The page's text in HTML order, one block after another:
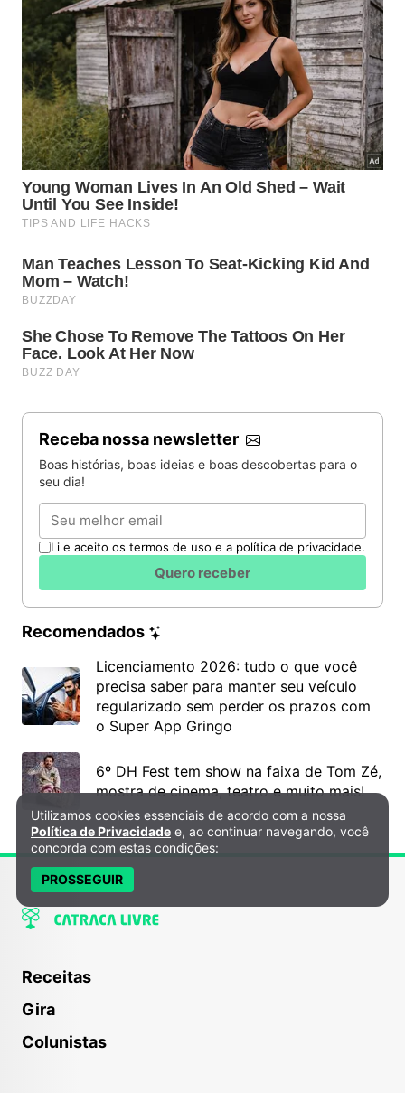
Receba nossa newsletter
Boas histórias, boas ideias e boas descobertas para o
seu dia!
Email
Li e aceito os termos de uso e a política de privacidade.
Quero receber
Recomendados
Licenciamento 2026: tudo o que você
precisa saber para manter seu veículo
regularizado sem perder os prazos com
o Super App Gringo
6º DH Fest tem show na faixa de Tom Zé,
mostra de cinema, teatro e muito mais!
Receitas
Gira
Colunistas
Política de Privacidade e Cookies
Utilizamos cookies essenciais de acordo com a nossa
Política de Privacidade e, ao continuar navegando, você
concorda com estas condições:
PROSSEGUIR